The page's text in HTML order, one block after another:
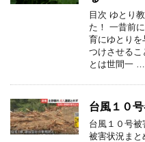
目次 ゆとり
た！ 一昔前
育にゆとりを
つけさせるこ
とは世間一 …
台風１０
台風１０号
被害状況まと